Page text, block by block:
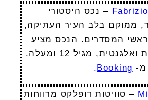
– נכס היסטורי
ממוקם בלב העיר העתיקה,
המסדרים. הנכס מציע
חוויה היסטורית ואלגנטית, מגיל 12 ומעלה.
מ- Booking
.
– סוויטות דופלקס מרווחות